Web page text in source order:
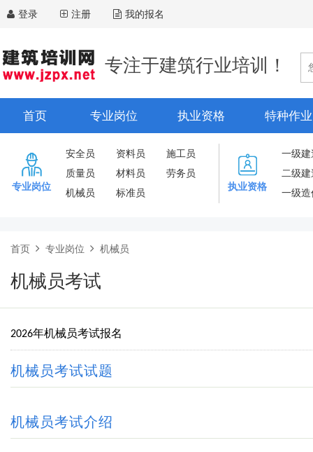
登录 注册 我的报名
专注于建筑行业培训！
首页 专业岗位 执业资格 特种作业
专业岗位
安全员 资料员
施工员
质量员
材料员
劳务员
机械员
标准员
执业资格
一级
二级
一级
首页 专业岗位 机械员
机械员考试
2026年机械员考试报名
机械员考试试题
机械员考试介绍